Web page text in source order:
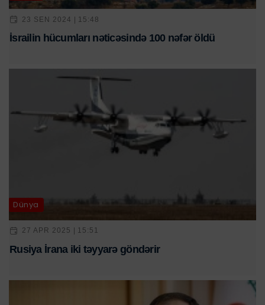
23 SEN 2024 | 15:48
İsrailin hücumları nəticəsində 100 nəfər öldü
Dünya
27 APR 2025 | 15:51
Rusiya İrana iki təyyarə göndərir